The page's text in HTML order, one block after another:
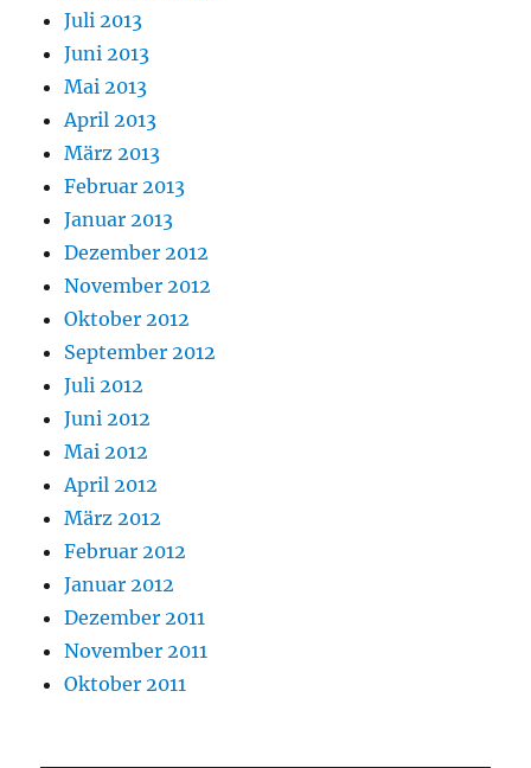
Juli 2013
Juni 2013
Mai 2013
April 2013
März 2013
Februar 2013
Januar 2013
Dezember 2012
November 2012
Oktober 2012
September 2012
Juli 2012
Juni 2012
Mai 2012
April 2012
März 2012
Februar 2012
Januar 2012
Dezember 2011
November 2011
Oktober 2011